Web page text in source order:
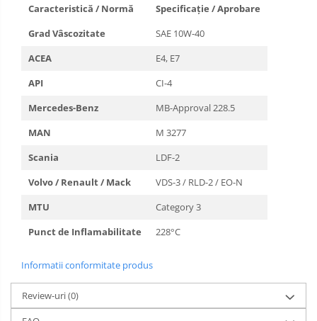
Caracteristică / Normă
Specificație / Aprobare
Grad Vâscozitate
SAE 10W-40
ACEA
E4, E7
API
CI-4
Mercedes-Benz
MB-Approval 228.5
MAN
M 3277
Scania
LDF-2
Volvo / Renault / Mack
VDS-3 / RLD-2 / EO-N
MTU
Category 3
Punct de Inflamabilitate
228°C
Informatii conformitate produs
Review-uri(0)